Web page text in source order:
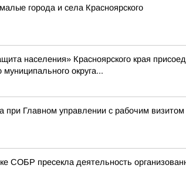
города и села Красноярского
населения» Красноярского края
округа...
при Главном управлении с рабочим визитом
СОБР пресекла деятельность